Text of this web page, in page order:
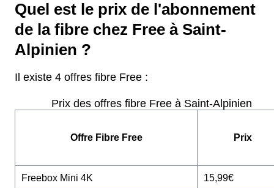
Quel est le prix de l'abonnement
de la fibre chez Free à Saint-
Alpinien ?
Il existe 4 offres fibre Free :
Prix des offres fibre Free à Saint-Alpinien
Offre Fibre Free Prix
Freebox Mini 4K 15,99€